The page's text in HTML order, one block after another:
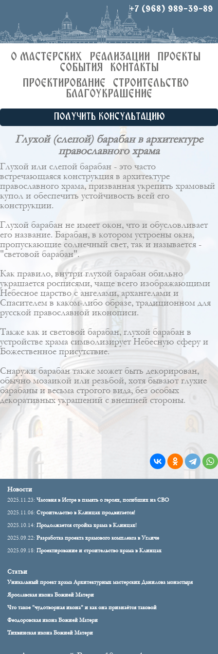
+7 (968) 989-39-89
О МАСТЕРСКИХ РЕАЛИЗАЦИИ
ПРОЕКТЫ
СОБЫТИЯ
КОНТАКТЫ
ПРОЕКТИРОВАНИЕ
СТРОИТЕЛЬСТВО
БЛАГОУКРАШЕНИЕ
ПОЛУЧИТЬ КОНСУЛЬТАЦИЮ
Глухой (слепой) барабан в архитектуре
православного храма
Глухой или слепой барабан - это часто
встречающаяся конструкция в архитектуре
православного храма, призванная укрепить храмовый
купол и обеспечить устойчивость всей его
конструкции.
Глухой барабан не имеет окон, что и обусловливает
его название. Барабан, в котором устроены окна,
пропускающие солнечный свет, так и называется -
"световой барабан".
Как правило, внутри глухой барабан обильно
украшается росписями, чаще всего изображающими
Небесное царство с ангелами, архангелами и
Спасителем в каком-либо образе, традиционном для
русской православной иконописи.
Также как и световой барабан, глухой барабан в
устройстве храма символизирует Небесную сферу и
Божественное присутствие.
Снаружи барабан также может быть декорирован,
обычно мозаикой или резьбой, хотя бывают глухие
барабаны и весьма строгого вида, без особых
декоративных украшений с внешней стороны.
Новости
2025.11.23: Часовня в Истре в память о героях, погибших на СВО
2025.11.06: Строительство в Клинцах продвигается!
2025.10.14: Продолжается стройка храма в Клинцах!
2025.09.22: Разработка проекта храмового комплекса в Угличе
2025.09.18: Проектирование и строительство храма в Клинцах
Статьи
Уникальный проект храма Архитектурных мастерских Данилова монастыря
Ярославская икона Божией Матери
Что такое "чудотворная икона" и как она признаётся таковой
Феодоровская икона Божией Матери
Тихвинская икона Божией Матери